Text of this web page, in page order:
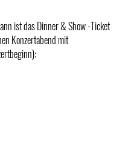
ist das Dinner & Show -Ticket
Konzertabend mit